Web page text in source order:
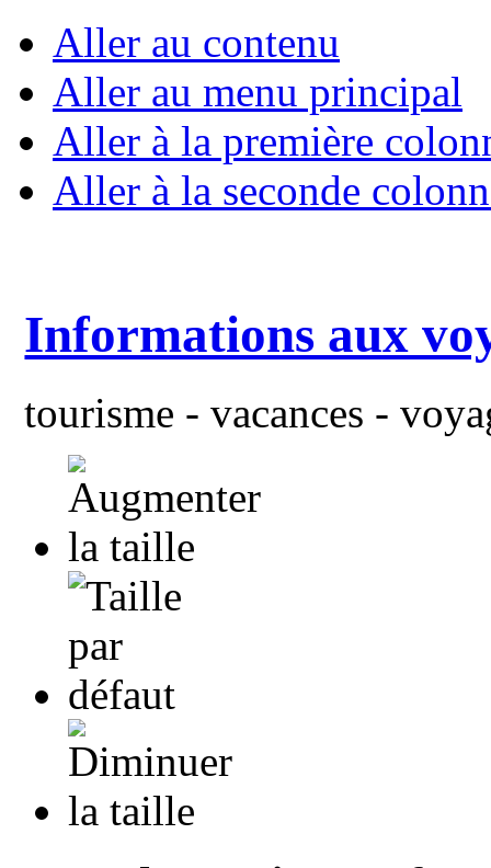
Aller au contenu
Aller au menu principal
Aller à la première
Aller à la seconde
Informations aux
tourisme - vacances -